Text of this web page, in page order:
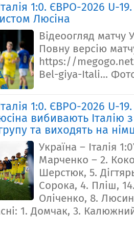
1:0. ЄВРО-2026 U-
Люсіна
Відеоогляд матчу
Повну версію
https://
Bel-giya-Itali...
1:0. ЄВРО-2026 U-
вибивають Італію з
та виходять на
Україна – Італія
Марченко – 2.
Шерстюк, 5.
Сорока, 4. Пліш,
Оліченко, 8.
1. Домчак, 3.